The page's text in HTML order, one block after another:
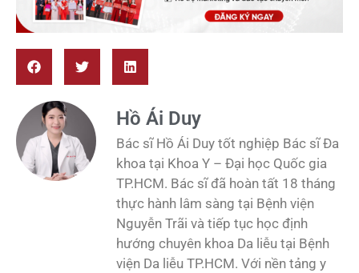
Hồ Ái Duy
Bác sĩ Hồ Ái Duy tốt nghiệp Bác sĩ Đa
khoa tại Khoa Y – Đại học Quốc gia
TP.HCM. Bác sĩ đã hoàn tất 18 tháng
thực hành lâm sàng tại Bệnh viện
Nguyễn Trãi và tiếp tục học định
hướng chuyên khoa Da liễu tại Bệnh
viện Da liễu TP.HCM. Với nền tảng y